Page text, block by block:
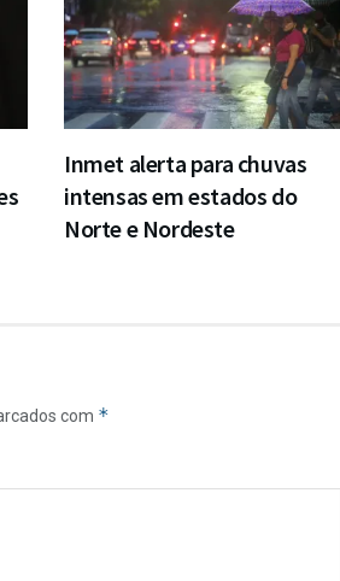
Inmet alerta para chuvas
intensas em estados do
Norte e Nordeste
com *